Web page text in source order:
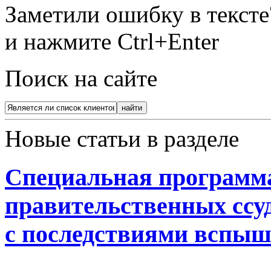
Заметили ошибку в
и нажмите Ctrl+Enter
Поиск на сайте
Новые статьи в разделе
Специальная
правительственных
с последствиями